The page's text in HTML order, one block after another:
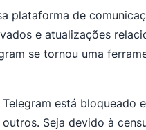
plataforma de
e atualizações
se tornou uma
está bloqueado
outros. Seja devido à